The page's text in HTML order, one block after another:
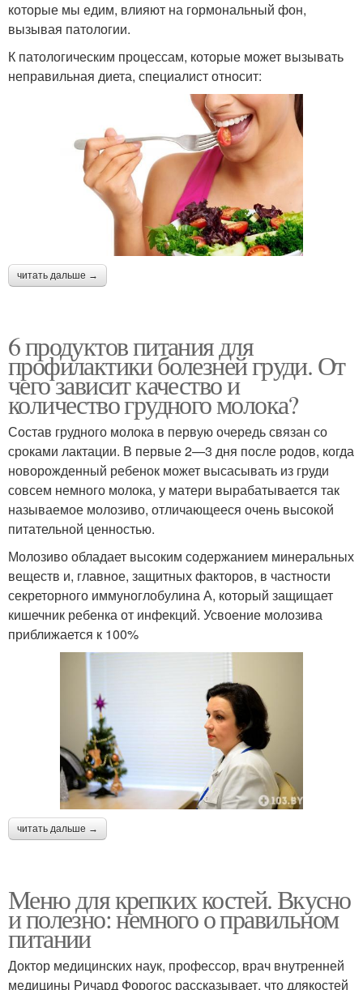
которые мы едим, влияют на гормональный фон,
вызывая патологии.
К патологическим процессам, которые может вызывать
неправильная диета, специалист относит:
читать дальше →
6 продуктов питания для
профилактики болезней груди. От
чего зависит качество и
количество грудного молока?
Состав грудного молока в первую очередь связан со
срока­ми лактации. В первые 2—3 дня после родов, когда
новорож­денный ребенок может высасывать из груди
совсем немного молока, у матери вырабатывается так
называемое молозиво, отличающееся очень высокой
питательной ценностью.
Моло­зиво обладает высоким содержанием минеральных
веществ и, главное, защитных факторов, в частности
секреторного иммуноглобулина А, который защищает
кишечник ребенка от инфекций. Усвоение молозива
приближается к 100%
читать дальше →
Меню для крепких костей. Вкусно
и полезно: немного о правильном
питании
Доктор медицинских наук, профессор, врач внутренней
медицины Ричард Форогос рассказывает, что длякостей